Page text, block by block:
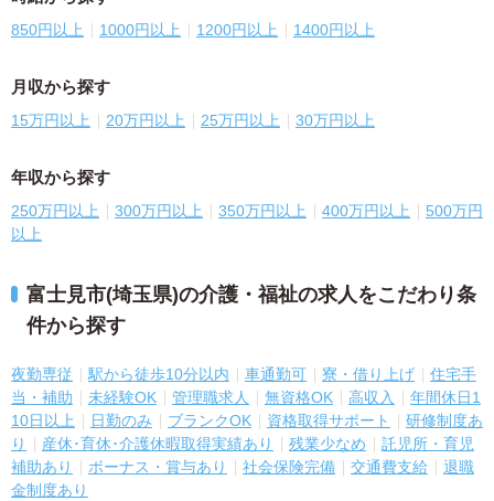
850円以上 1000円以上 1200円以上 1400円以上
月収から探す
15万円以上 20万円以上 25万円以上 30万円以上
年収から探す
250万円以上 300万円以上 350万円以上 400万円以上
500万円
以上
富士見市(埼玉県)の介護・福祉の求人をこだわり条
件から探す
夜勤専従 駅から徒歩10分以内 車通勤可 寮・借り上げ
住宅手
当・補助
未経験OK 管理職求人 無資格OK 高収入
年間休日1
10日以上
日勤のみ ブランクOK 資格取得サポート
研修制度あ
り
産休･育休･介護休暇取得実績あり 残業少なめ
託児所・育児
補助あり
ボーナス・賞与あり 社会保険完備 交通費支給
退職
金制度あり